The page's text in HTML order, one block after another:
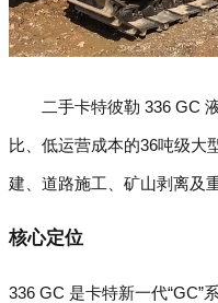
二手卡特彼勒 336 GC
比、低运营成本的36吨级大
建、道路施工、矿山剥离及
核心定位
336 GC 是卡特新一代“GC”